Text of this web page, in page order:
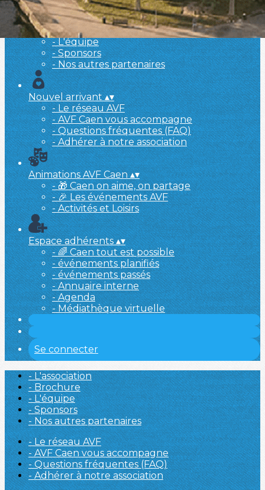
L'association▴▾
- L'association
- Brochure
- L'équipe
- Sponsors
- Nos autres partenaires
Nouvel arrivant▴▾
- Le réseau AVF
- AVF Caen vous accompagne
- Questions fréquentes (FAQ)
- Adhérer à notre association
Animations AVF Caen▴▾
- 🎁 Caen on aime, on partage
- 🎉 Les événements AVF
- Activités et Loisirs
Espace adhérents▴▾
- 🌈 Caen tout est possible
- événements planifiés
- événements passés
- Annuaire interne
- Agenda
- Médiathèque virtuelle
Se connecter
- L'association
- Brochure
- L'équipe
- Sponsors
- Nos autres partenaires
- Le réseau AVF
- AVF Caen vous accompagne
- Questions fréquentes (FAQ)
- Adhérer à notre association